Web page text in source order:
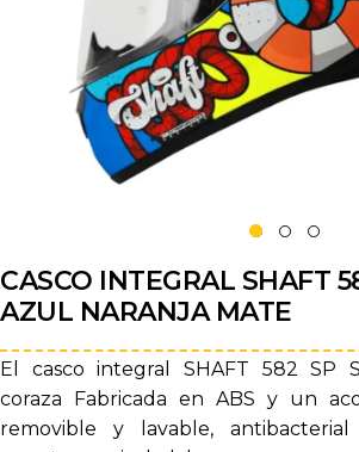
CASCO INTEGRAL SHAFT
AZUL NARANJA MATE
El casco integral SHAFT 582 SP
coraza Fabricada en ABS y un
removible y lavable,